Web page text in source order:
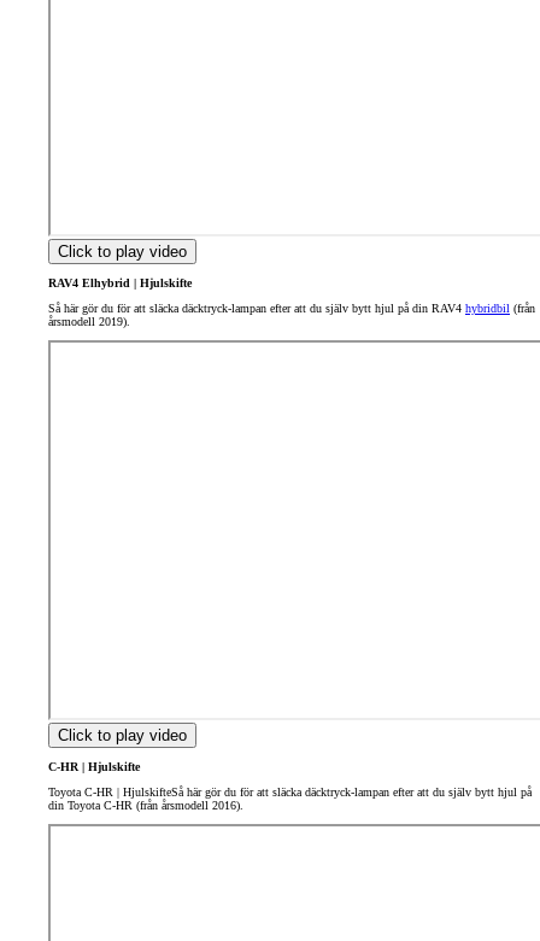
Click to play video
RAV4 Elhybrid | Hjulskifte
Så här gör du för att släcka däcktryck-lampan efter att du själv bytt hjul på din RAV4 hybridbil (från
årsmodell 2019).
Click to play video
C-HR | Hjulskifte
Toyota C-HR | HjulskifteSå här gör du för att släcka däcktryck-lampan efter att du själv bytt hjul på
din Toyota C-HR (från årsmodell 2016).